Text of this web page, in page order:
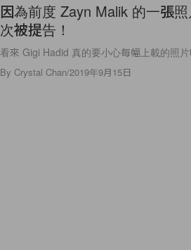
因為前度 Zayn Malik 的一張
次被提告！
看來 Gigi Hadid 真的要小心每幅上載的照片
By Crystal Chan/2019年9月15日